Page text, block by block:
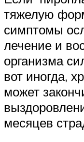
тяжелую
симптомы
лечение и
организма
вот иногда,
может
месяцев